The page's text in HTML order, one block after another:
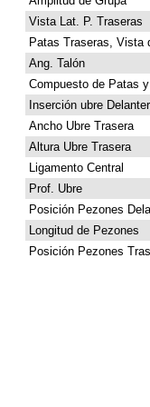
Vista Lat. P. Traseras
Patas Traseras, Vista
Ang. Talón
Compuesto de Patas
Inserción ubre
Ancho Ubre Trasera
Altura Ubre Trasera
Ligamento Central
Prof. Ubre
Posición Pezones
Longitud de Pezones
Posición Pezones